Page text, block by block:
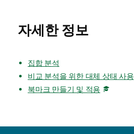
자세한 정보
집합 분석
비교 분석을 위한 대체 상태 사용
북마크 만들기 및 적용